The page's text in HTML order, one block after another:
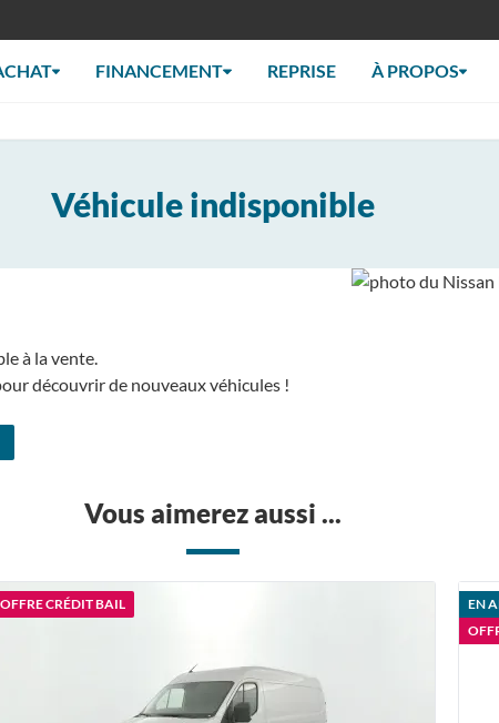
FINANCEMENT REPRISE À PROPOS
Véhicule indisponible
à la vente.
découvrir de nouveaux véhicules !
Vous aimerez aussi ...
OFFRE CRÉDIT BAIL
EN